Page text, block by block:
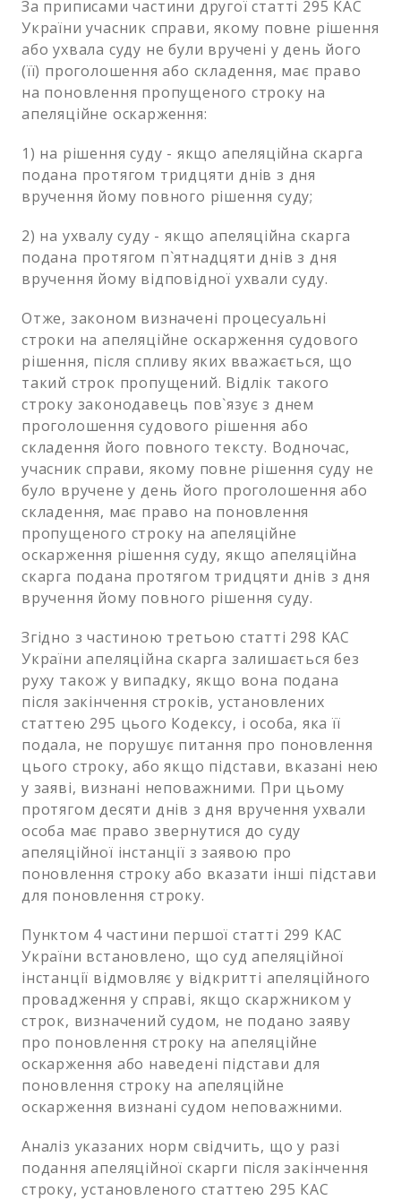
За приписами частини другої статті 295 КАС
України учасник справи, якому повне рішення
або ухвала суду не були вручені у день його
(її) проголошення або складення, має право
на поновлення пропущеного строку на
апеляційне оскарження:
1) на рішення суду - якщо апеляційна скарга
подана протягом тридцяти днів з дня
вручення йому повного рішення суду;
2) на ухвалу суду - якщо апеляційна скарга
подана протягом п`ятнадцяти днів з дня
вручення йому відповідної ухвали суду.
Отже, законом визначені процесуальні
строки на апеляційне оскарження судового
рішення, після спливу яких вважається, що
такий строк пропущений. Відлік такого
строку законодавець пов`язує з днем
проголошення судового рішення або
складення його повного тексту. Водночас,
учасник справи, якому повне рішення суду не
було вручене у день його проголошення або
складення, має право на поновлення
пропущеного строку на апеляційне
оскарження рішення суду, якщо апеляційна
скарга подана протягом тридцяти днів з дня
вручення йому повного рішення суду.
Згідно з частиною третьою статті 298 КАС
України апеляційна скарга залишається без
руху також у випадку, якщо вона подана
після закінчення строків, установлених
статтею 295 цього Кодексу, і особа, яка її
подала, не порушує питання про поновлення
цього строку, або якщо підстави, вказані нею
у заяві, визнані неповажними. При цьому
протягом десяти днів з дня вручення ухвали
особа має право звернутися до суду
апеляційної інстанції з заявою про
поновлення строку або вказати інші підстави
для поновлення строку.
Пунктом 4 частини першої статті 299 КАС
України встановлено, що суд апеляційної
інстанції відмовляє у відкритті апеляційного
провадження у справі, якщо скаржником у
строк, визначений судом, не подано заяву
про поновлення строку на апеляційне
оскарження або наведені підстави для
поновлення строку на апеляційне
оскарження визнані судом неповажними.
Аналіз указаних норм свідчить, що у разі
подання апеляційної скарги після закінчення
строку, установленого статтею 295 КАС